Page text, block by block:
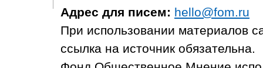
Адрес для писем: hello@fom.ru
При использовании материалов
ссылка на источник обязательна.